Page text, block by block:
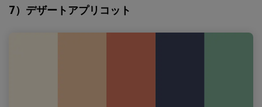
7）デザートアプリコット